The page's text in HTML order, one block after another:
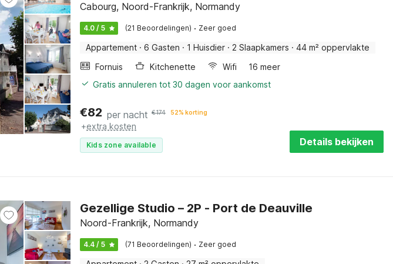
Cabourg, Noord-Frankrijk, Normandy
4.0 / 5 (21 Beoordelingen) · Zeer goed
Appartement · 6 Gasten · 1 Huisdier · 2 Slaapkamers · 44 m² oppervlakte
Fornuis
Kitchenette Wifi
16 meer
Gratis annuleren tot 30 dagen voor aankomst
€82 per nacht €174 52% korting
+extra kosten
Kids zone available Details bekijken
Gezellige Studio – 2P - Port de Deauville
Noord-Frankrijk, Normandy
4.4 / 5 (71 Beoordelingen) · Zeer goed